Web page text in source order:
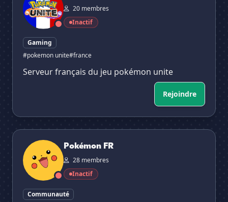
20 membres
Inactif
Gaming
#pokemon unite#france
Serveur français du jeu pokémon unite
Rejoindre
Pokémon FR
Pokémon FR
28 membres
Inactif
Communauté